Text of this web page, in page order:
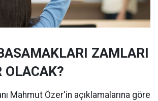
ZAMLARI
OLACAK?
Mahmut Özer'in açıklamalarına göre